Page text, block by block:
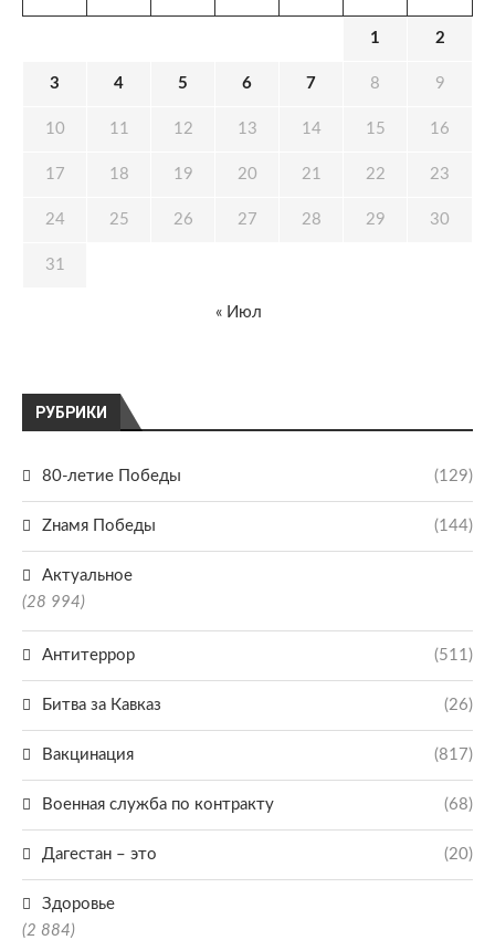
РУБРИКИ
80-летие Победы (129)
Zнамя Победы (144)
Актуальное
(28 994)
Антитеррор (511)
Битва за Кавказ (26)
Вакцинация (817)
Военная служба по контракту (68)
Дагестан – это (20)
Здоровье
(2 884)
1 2
3 4 5 6 7 8 9
10 11 12 13 14 15 16
17 18 19 20 21 22 23
24 25 26 27 28 29 30
31
« Июл